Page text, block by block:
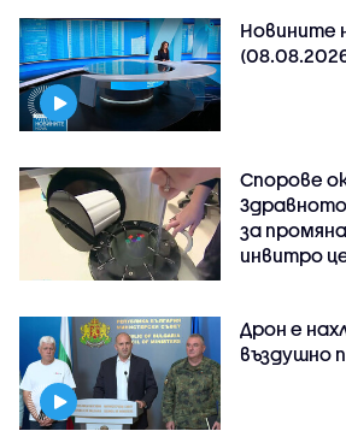
Новините
Спорове
за
инвитро
Дрон е
въздушно